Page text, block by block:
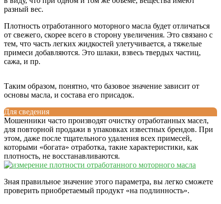
разный вес.
Плотность отработанного моторного масла будет отличаться
от свежего, скорее всего в сторону увеличения. Это связано с
тем, что часть легких жидкостей улетучивается, а тяжелые
примеси добавляются. Это шлаки, взвесь твердых частиц,
сажа, и пр.
Таким образом, понятно, что базовое значение зависит от
основы масла, и состава его присадок.
Для сведения
Мошенники часто производят очистку отработанных масел,
для повторной продажи в упаковках известных брендов. При
этом, даже после тщательного удаления всех примесей,
которыми «богата» отработка, такие характеристики, как
плотность, не восстанавливаются.
Зная правильное значение этого параметра, вы легко сможете
проверить приобретаемый продукт «на подлинность».